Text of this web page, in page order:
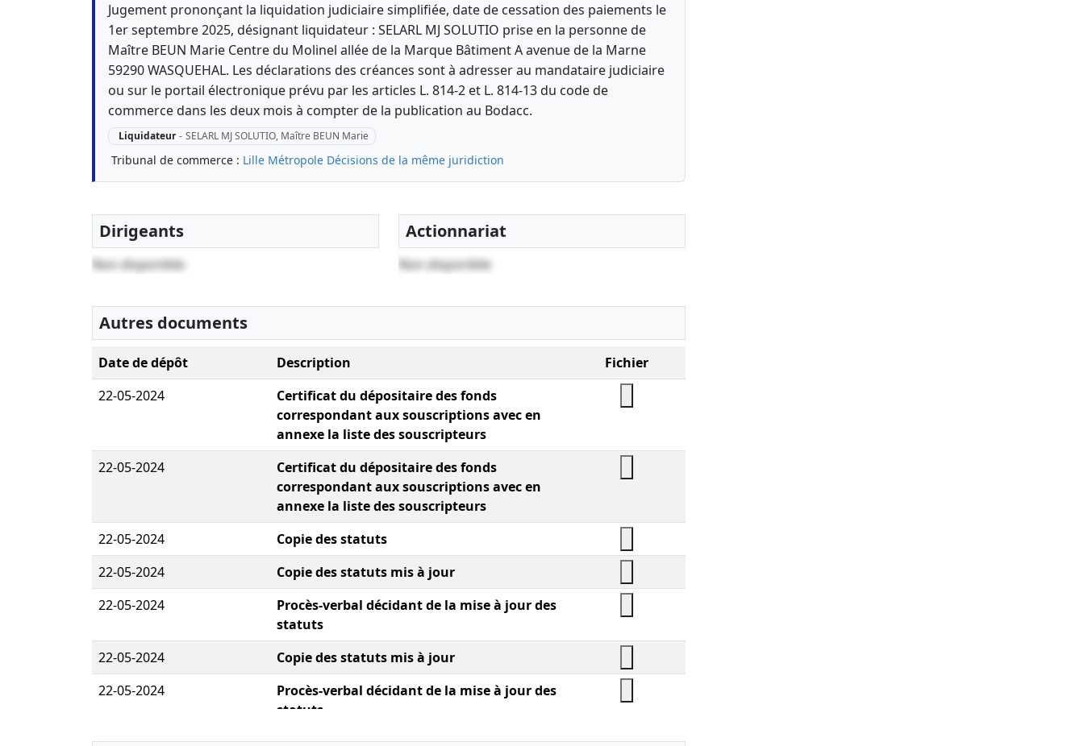
Jugement prononçant la liquidation judiciaire simplifiée, date de cessation des paiements le
1er septembre 2025, désignant liquidateur : SELARL MJ SOLUTIO prise en la personne de
Maître BEUN Marie Centre du Molinel allée de la Marque Bâtiment A avenue de la Marne
59290 WASQUEHAL. Les déclarations des créances sont à adresser au mandataire judiciaire
ou sur le portail électronique prévu par les articles L. 814-2 et L. 814-13 du code de
commerce dans les deux mois à compter de la publication au Bodacc.
Liquidateur - SELARL MJ SOLUTIO, Maître BEUN Marie
Tribunal de commerce : Lille Métropole Décisions de la même juridiction
Dirigeants
Non disponible
Actionnariat
Non disponible
Autres documents
Date de dépôt Description
Fichier
22-05-2024
Certificat du dépositaire des fonds
correspondant aux souscriptions avec en
annexe la liste des souscripteurs
22-05-2024
Certificat du dépositaire des fonds
correspondant aux souscriptions avec en
annexe la liste des souscripteurs
22-05-2024
Copie des statuts
22-05-2024
Copie des statuts mis à jour
22-05-2024
Procès-verbal décidant de la mise à jour des
statuts
22-05-2024
Copie des statuts mis à jour
22-05-2024
Procès-verbal décidant de la mise à jour des
statuts